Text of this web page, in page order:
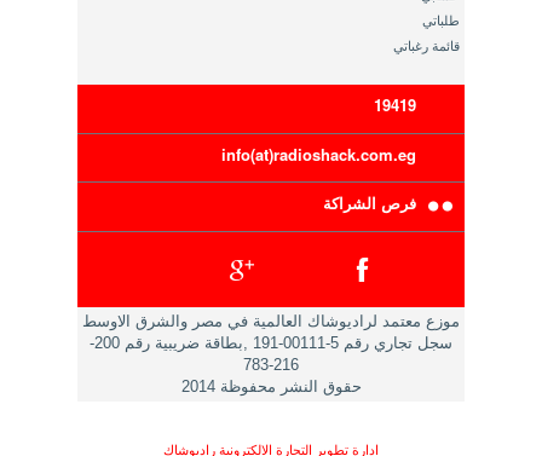
طلباتي
قائمة رغباتي
19419
info(at)radioshack.com.eg
فرص الشراكة
موزع معتمد لراديوشاك العالمية في مصر والشرق الاوسط
سجل تجاري رقم 5-00111-191 ,بطاقة ضريبية رقم 200-
216-783
حقوق النشر محفوظة 2014
ادارة تطوير التجارة الالكترونية راديوشاك